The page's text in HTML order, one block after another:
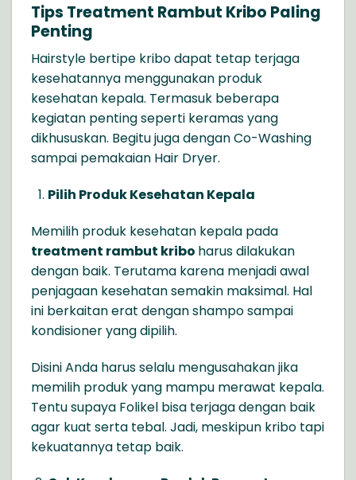
Tips Treatment Rambut Kribo Paling
Penting
Hairstyle bertipe kribo dapat tetap terjaga
kesehatannya menggunakan produk
kesehatan kepala. Termasuk beberapa
kegiatan penting seperti keramas yang
dikhususkan. Begitu juga dengan Co-Washing
sampai pemakaian Hair Dryer.
Pilih Produk Kesehatan Kepala
Memilih produk kesehatan kepala pada
treatment rambut kribo harus dilakukan
dengan baik. Terutama karena menjadi awal
penjagaan kesehatan semakin maksimal. Hal
ini berkaitan erat dengan shampo sampai
kondisioner yang dipilih.
Disini Anda harus selalu mengusahakan jika
memilih produk yang mampu merawat kepala.
Tentu supaya Folikel bisa terjaga dengan baik
agar kuat serta tebal. Jadi, meskipun kribo tapi
kekuatannya tetap baik.